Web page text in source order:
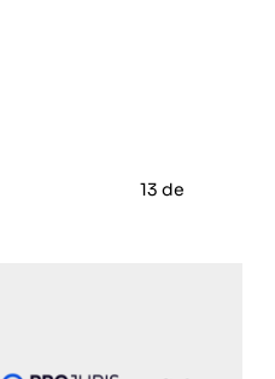
13 de